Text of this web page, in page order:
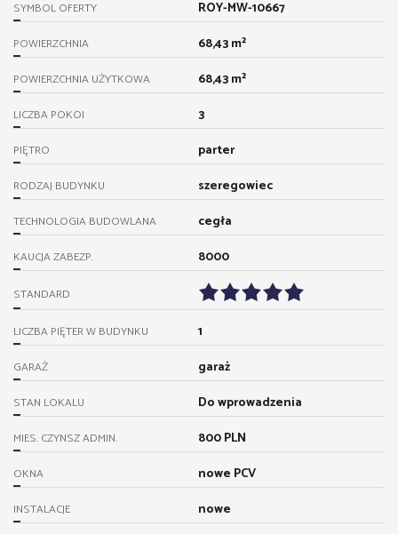
SYMBOL OFERTY ROY-MW-10667
POWIERZCHNIA 68,43 m²
POWIERZCHNIA UŻYTKOWA 68,43 m²
LICZBA POKOI 3
PIĘTRO parter
RODZAJ BUDYNKU szeregowiec
TECHNOLOGIA BUDOWLANA cegła
KAUCJA ZABEZP. 8000
STANDARD
LICZBA PIĘTER W BUDYNKU 1
GARAŻ garaż
STAN LOKALU Do wprowadzenia
MIES. CZYNSZ ADMIN. 800 PLN
OKNA nowe PCV
INSTALACJE nowe